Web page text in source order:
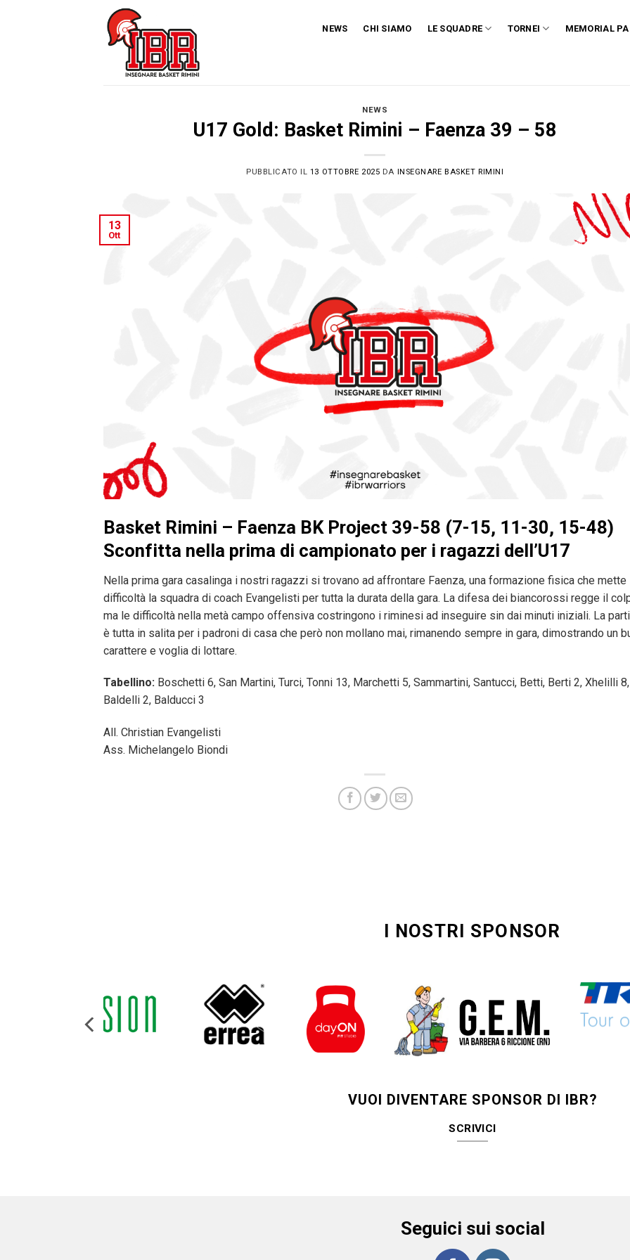
NEWS CHI SIAMO LE SQUADRE TORNEI MEMORIAL
NEWS
U17 Gold: Basket Rimini – Faenza 39 – 58
PUBBLICATO IL 13 OTTOBRE 2025 DA INSEGNARE BASKET RIMINI
13
Ott
Basket Rimini – Faenza BK Project 39-58 (7-15, 11-30, 15-48)
Sconfitta nella prima di campionato per i ragazzi dell’U17
Nella prima gara casalinga i nostri ragazzi si trovano ad affrontare Faenza, una formazione fisica che mette
difficoltà la squadra di coach Evangelisti per tutta la durata della gara. La difesa dei biancorossi regge il
ma le difficoltà nella metà campo offensiva costringono i riminesi ad inseguire sin dai minuti iniziali. La
è tutta in salita per i padroni di casa che però non mollano mai, rimanendo sempre in gara, dimostrando un
carattere e voglia di lottare.
Tabellino: Boschetti 6, San Martini, Turci, Tonni 13, Marchetti 5, Sammartini, Santucci, Betti, Berti 2, Xhelilli 8,
Baldelli 2, Balducci 3
All. Christian Evangelisti
Ass. Michelangelo Biondi
I NOSTRI SPONSOR
VUOI DIVENTARE SPONSOR DI IBR?
SCRIVICI
Seguici sui social